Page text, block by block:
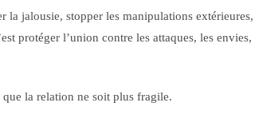
la jalousie, stopper les manipulations extérieures,
protéger l’union contre les attaques, les envies,
que la relation ne soit plus fragile.